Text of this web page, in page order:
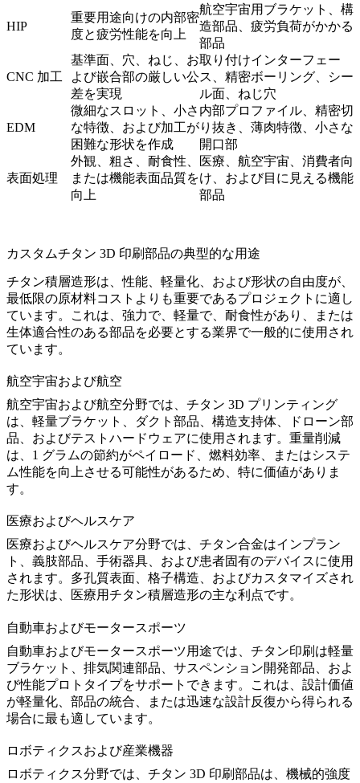
HIP
重要用途向けの内部密
度と疲労性能を向上
航空宇宙用ブラケット、構
造部品、疲労負荷がかかる
部品
CNC 加工
基準面、穴、ねじ、お
よび嵌合部の厳しい公
差を実現
取り付けインターフェー
ス、精密ボーリング、シー
ル面、ねじ穴
EDM
微細なスロット、小さ
な特徴、および加工が
困難な形状を作成
内部プロファイル、精密切
り抜き、薄肉特徴、小さな
開口部
表面処理
外観、粗さ、耐食性、
または機能表面品質を
向上
医療、航空宇宙、消費者向
け、および目に見える機能
部品
カスタムチタン 3D 印刷部品の典型的な用途
チタン積層造形は、性能、軽量化、および形状の自由度が、
最低限の原材料コストよりも重要であるプロジェクトに適し
ています。これは、強力で、軽量で、耐食性があり、または
生体適合性のある部品を必要とする業界で一般的に使用され
ています。
航空宇宙および航空
航空宇宙および航空分野では、チタン 3D プリンティング
は、軽量ブラケット、ダクト部品、構造支持体、ドローン部
品、およびテストハードウェアに使用されます。重量削減
は、1 グラムの節約がペイロード、燃料効率、またはシステ
ム性能を向上させる可能性があるため、特に価値がありま
す。
医療およびヘルスケア
医療およびヘルスケア分野では、チタン合金はインプラン
ト、義肢部品、手術器具、および患者固有のデバイスに使用
されます。多孔質表面、格子構造、およびカスタマイズされ
た形状は、医療用チタン積層造形の主な利点です。
自動車およびモータースポーツ
自動車およびモータースポーツ用途では、チタン印刷は軽量
ブラケット、排気関連部品、サスペンション開発部品、およ
び性能プロトタイプをサポートできます。これは、設計価値
が軽量化、部品の統合、または迅速な設計反復から得られる
場合に最も適しています。
ロボティクスおよび産業機器
ロボティクス分野では、チタン 3D 印刷部品は、機械的強度